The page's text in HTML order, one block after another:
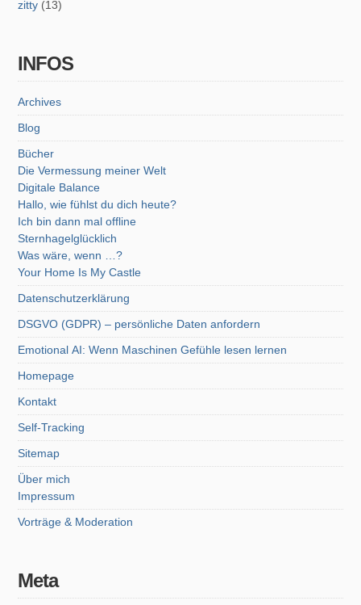
zitty (13)
INFOS
Archives
Blog
Bücher
Die Vermessung meiner Welt
Digitale Balance
Hallo, wie fühlst du dich heute?
Ich bin dann mal offline
Sternhagelglücklich
Was wäre, wenn …?
Your Home Is My Castle
Datenschutzerklärung
DSGVO (GDPR) – persönliche Daten anfordern
Emotional AI: Wenn Maschinen Gefühle lesen lernen
Homepage
Kontakt
Self-Tracking
Sitemap
Über mich
Impressum
Vorträge & Moderation
Meta